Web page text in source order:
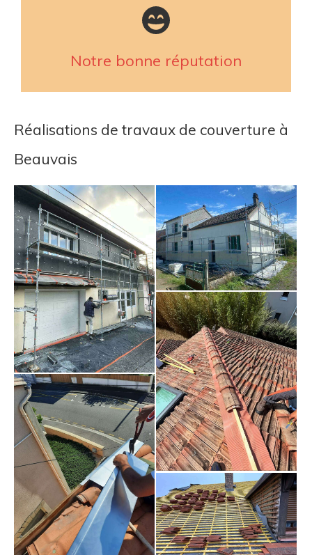
Notre bonne réputation
Réalisations de travaux de couverture à
Beauvais